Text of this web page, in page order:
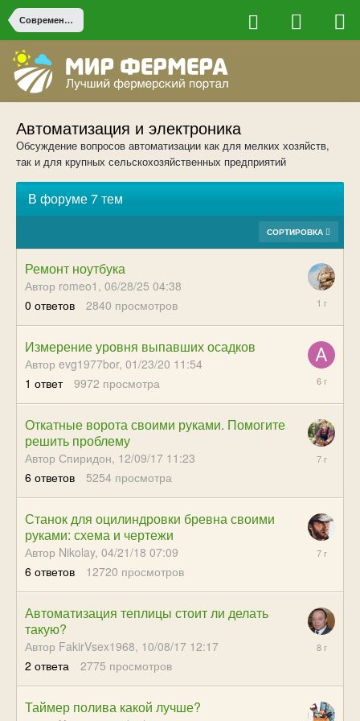
Современные технологии в сельском хозяйстве
Автоматизация и электроника
Обсуждение вопросов автоматизации как для мелких хозяйств,
так и для крупных сельскохозяйственных предприятий
В форуме 7 тем
СОРТИРОВКА
Ремонт ноутбука
Автор romeo1, 06/28/25 04:38
0 ответов 2840 просмотров
06/28/25
Измерение уровня выпавших осадков
Автор evg1977bor, 01/23/20 11:54
1 ответ 9972 просмотра
02/14/20
Откатные ворота своими руками. Помогите
решить проблему
Автор Спиридон, 12/09/17 11:23
6 ответов 5254 просмотра
09/12/18
Станок для оцилиндровки бревна своими
руками: схема и чертежи
Автор Nikolay, 04/21/18 07:09
6 ответов 12720 просмотров
09/01/18
Автоматизация теплицы стоит ли делать
такую?
Автор FakirVsex1968, 10/08/17 12:17
2 ответа 2775 просмотров
11/05/17
Таймер полива какой лучше?